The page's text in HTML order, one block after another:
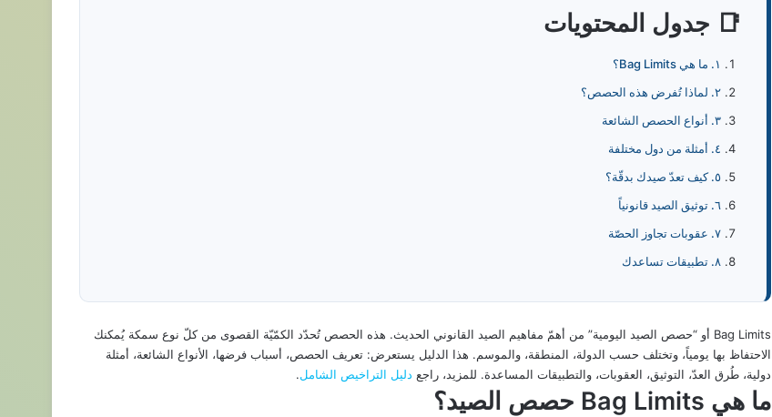
📑 جدول المحتويات
١. ما هي Bag Limits؟
٢. لماذا تُفرض هذه الحصص؟
٣. أنواع الحصص الشائعة
٤. أمثلة من دول مختلفة
٥. كيف تعدّ صيدك بدقّة؟
٦. توثيق الصيد قانونياً
٧. عقوبات تجاوز الحصّة
٨. تطبيقات تساعدك
Bag Limits أو “حصص الصيد اليومية” من أهمّ مفاهيم الصيد القانوني الحديث. هذه الحصص تُحدّد الكمّيّة القصوى من كلّ نوع سمكة يُمكنك
الاحتفاظ بها يومياً، وتختلف حسب الدولة، المنطقة، والموسم. هذا الدليل يستعرض: تعريف الحصص، أسباب فرضها، الأنواع الشائعة، أمثلة
دولية، طُرق العدّ، التوثيق، العقوبات، والتطبيقات المساعدة. للمزيد، راجع دليل التراخيص الشامل.
ما هي Bag Limits حصص الصيد؟